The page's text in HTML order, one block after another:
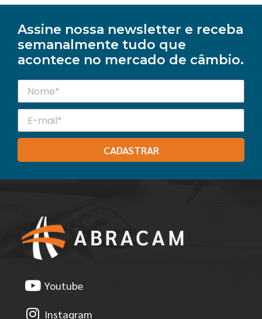
Assine nossa newsletter e receba
semanalmente tudo que
acontece no mercado de câmbio.
CADASTRAR
Youtube
Instagram